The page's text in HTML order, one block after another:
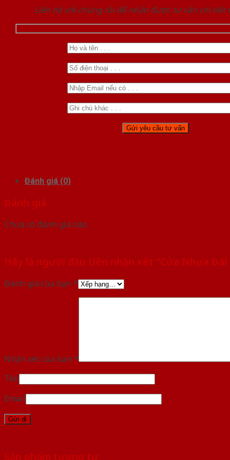
Liên hệ với chúng tôi để nhận được tư vấn chi tiết
Đánh giá (0)
Đánh giá
Chưa có đánh giá nào.
Hãy là người đầu tiên nhận xét “Cửa Nhựa Đài
Đánh giá của bạn *
Nhận xét của bạn *
Tên
Email
Sản phẩm tương tự